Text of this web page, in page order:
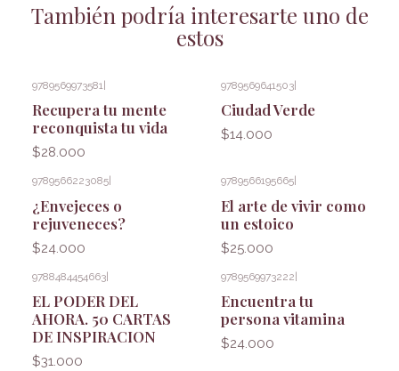
También podría interesarte uno de
estos
9789569973581
Recupera tu mente
reconquista tu vida
$28.000
9789569641503
Ciudad Verde
$14.000
9789566223085
¿Envejeces o
rejuveneces?
$24.000
9789566195665
El arte de vivir como
un estoico
$25.000
9788484454663|
EL PODER DEL
AHORA. 50 CARTAS
DE INSPIRACION
$31.000
9789569973222|
Encuentra tu
persona vitamina
$24.000